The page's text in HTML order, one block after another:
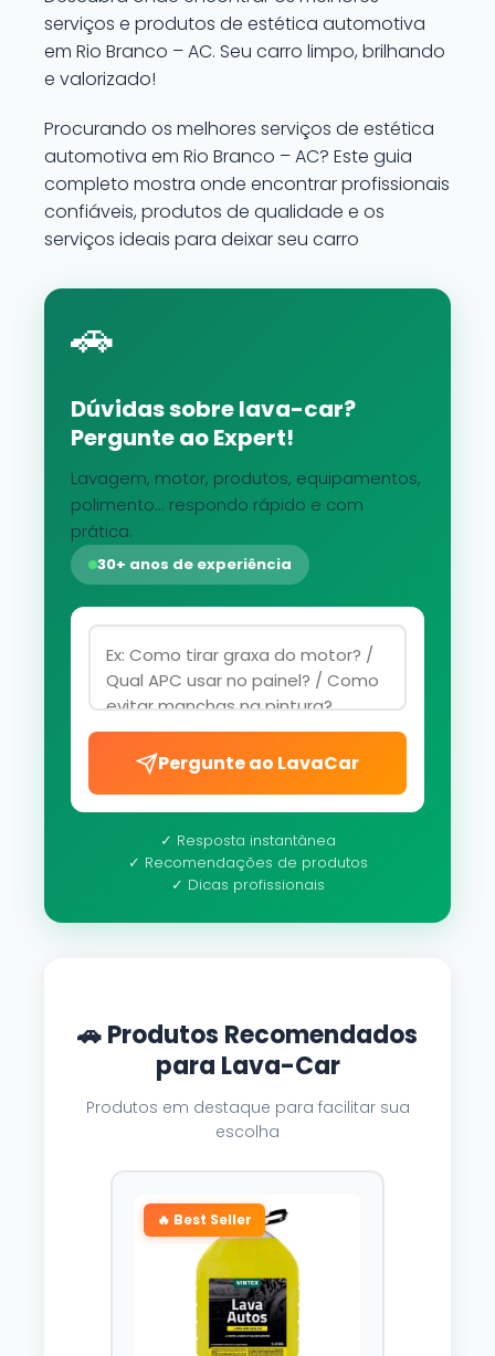
serviços e produtos de estética automotiva
em Rio Branco – AC. Seu carro limpo, brilhando
e valorizado!
Procurando os melhores serviços de estética
automotiva em Rio Branco – AC? Este guia
completo mostra onde encontrar profissionais
confiáveis, produtos de qualidade e os
serviços ideais para deixar seu carro
🚗
Dúvidas sobre lava-car?
Pergunte ao Expert!
Lavagem, motor, produtos, equipamentos,
polimento... respondo rápido e com
prática.
30+ anos de experiência
Pergunte ao LavaCar
✓ Resposta instantânea
✓ Recomendações de produtos
✓ Dicas profissionais
🚗 Produtos Recomendados
para Lava-Car
Produtos em destaque para facilitar sua
escolha
🔥 Best Seller